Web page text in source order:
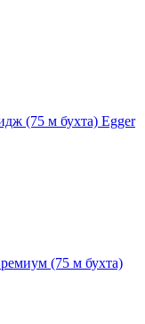
(75 м бухта) Egger
(75 м бухта)